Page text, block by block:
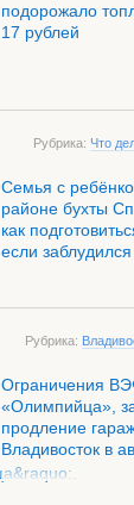
подорожало
17 рублей
Рубрика: Что
Семья с
районе бухты
как
если заблудился
Рубрика:
Ограничения
«Олимпийца»,
продление
Владивосток в